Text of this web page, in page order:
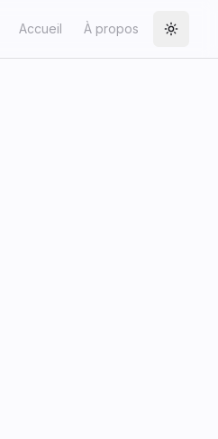
Accueil À propos Toggle